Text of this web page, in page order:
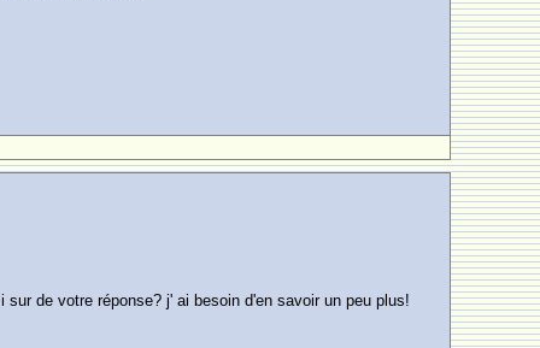
de votre réponse? j' ai besoin d'en savoir un peu plus!